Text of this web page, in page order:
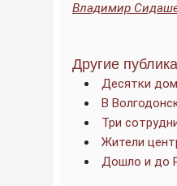
Владимир
Другие
Десятки
В
Три
Жители
Дошло и до